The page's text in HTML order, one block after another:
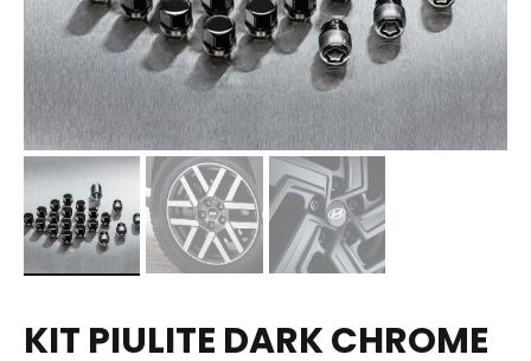
KIT PIULITE DARK CHROME